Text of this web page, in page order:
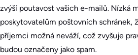
zvýší poutavost vašich e-mailů. Nízká
poskytovatelům poštovních schránek,
příjemci možná neváží, což zvyšuje
budou označeny jako spam.